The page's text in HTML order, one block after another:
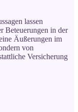
lassen
Beteuerungen in der
Äußerungen im
von
Versicherung